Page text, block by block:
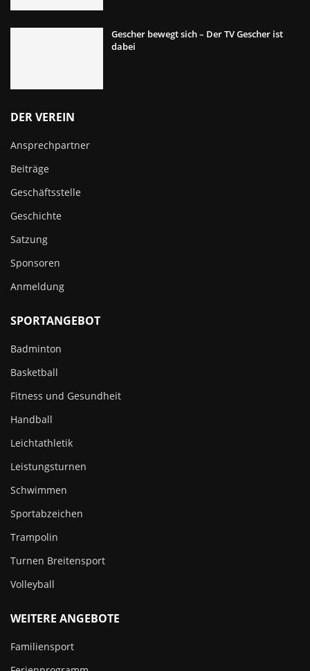
Gescher bewegt sich – Der TV Gescher ist
dabei
DER VEREIN
Ansprechpartner
Beiträge
Geschäftsstelle
Geschichte
Satzung
Sponsoren
Anmeldung
SPORTANGEBOT
Badminton
Basketball
Fitness und Gesundheit
Handball
Leichtathletik
Leistungsturnen
Schwimmen
Sportabzeichen
Trampolin
Turnen Breitensport
Volleyball
WEITERE ANGEBOTE
Familiensport